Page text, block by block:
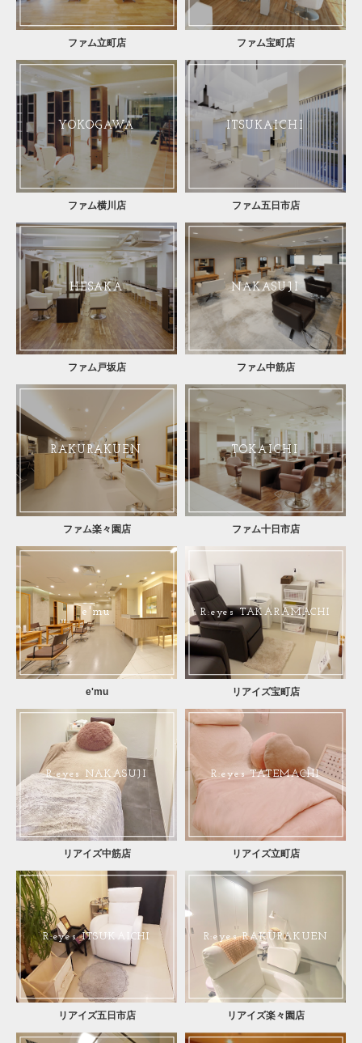
ファム立町店 ファム宝町店
YOKOGAWA
ファム横川店
ITSUKAICHI
ファム五日市店
HESAKA
ファム戸坂店
NAKASUJI
ファム中筋店
RAKURAKUEN
ファム楽々園店
TOKAICHI
ファム十日市店
e'mu
e'mu
R:eyes TAKARAMACHI
リアイズ宝町店
R:eyes NAKASUJI
リアイズ中筋店
R:eyes TATEMACHI
リアイズ立町店
R:eyes ITSUKAICHI
リアイズ五日市店
R:eyes RAKURAKUEN
リアイズ楽々園店